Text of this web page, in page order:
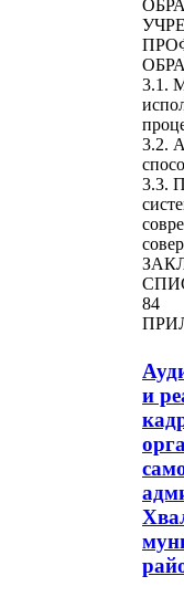
3.1.
3.2.
3.3.
84
и